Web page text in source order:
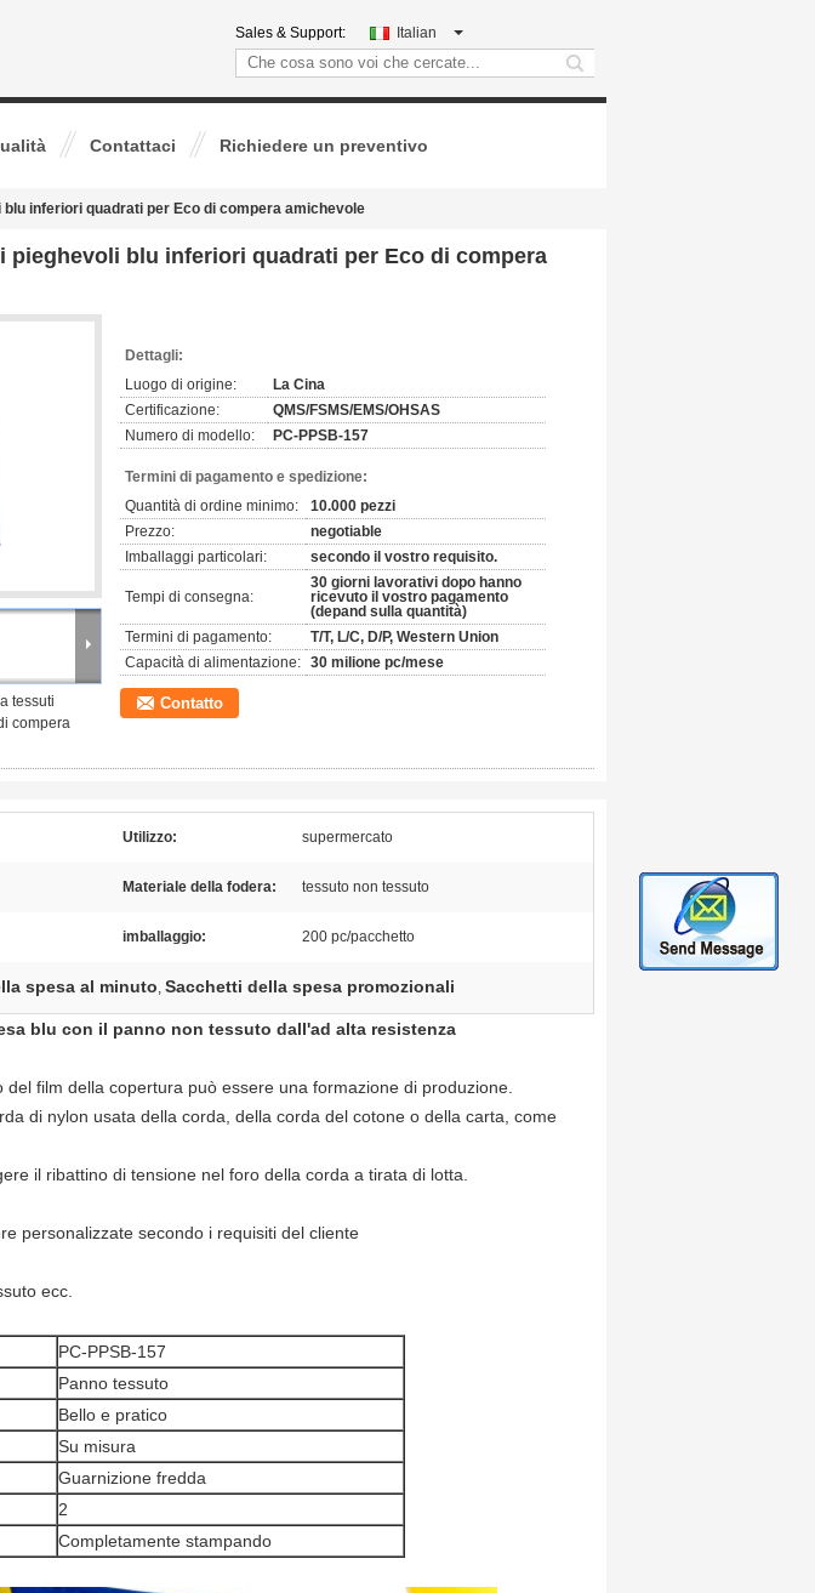
Sales & Support: Italian
search
Contattaci Richiedere un preventivo
inferiori quadrati per Eco di compera amichevole
pieghevoli blu inferiori quadrati per Eco di compera
tessuti
compera
Dettagli:
Luogo di origine:
La Cina
Certificazione:
QMS/FSMS/EMS/OHSAS
Numero di modello:
PC-PPSB-157
Termini di pagamento e spedizione:
Quantità di ordine minimo:
10.000 pezzi
Prezzo:
negotiable
Imballaggi particolari:
secondo il vostro requisito.
Tempi di consegna:
30 giorni lavorativi dopo hanno
ricevuto il vostro pagamento
(depand sulla quantità)
Termini di pagamento:
T/T, L/C, D/P, Western Union
Capacità di alimentazione: 30 milione pc/mese
Contatto
Utilizzo: supermercato
Materiale della fodera: tessuto non tessuto
imballaggio: 200 pc/pacchetto
spesa al minuto, Sacchetti della spesa promozionali
blu con il panno non tessuto dall'ad alta resistenza
film della copertura può essere una formazione di produzione.
di nylon usata della corda, della corda del cotone o della carta, come
il ribattino di tensione nel foro della corda a tirata di lotta.
personalizzate secondo i requisiti del cliente
ecc.
PC-PPSB-157
Panno tessuto
Bello e pratico
Su misura
Guarnizione fredda
2
Completamente stampando